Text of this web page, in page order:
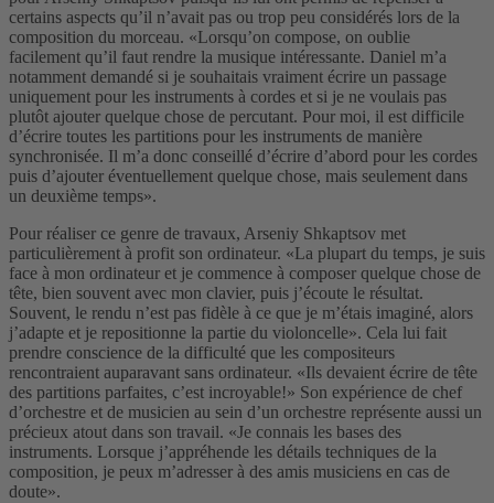
certains aspects qu’il n’avait pas ou trop peu considérés lors de la
composition du morceau. «Lorsqu’on compose, on oublie
facilement qu’il faut rendre la musique intéressante. Daniel m’a
notamment demandé si je souhaitais vraiment écrire un passage
uniquement pour les instruments à cordes et si je ne voulais pas
plutôt ajouter quelque chose de percutant. Pour moi, il est difficile
d’écrire toutes les partitions pour les instruments de manière
synchronisée. Il m’a donc conseillé d’écrire d’abord pour les cordes
puis d’ajouter éventuellement quelque chose, mais seulement dans
un deuxième temps».
Pour réaliser ce genre de travaux, Arseniy Shkaptsov met
particulièrement à profit son ordinateur. «La plupart du temps, je suis
face à mon ordinateur et je commence à composer quelque chose de
tête, bien souvent avec mon clavier, puis j’écoute le résultat.
Souvent, le rendu n’est pas fidèle à ce que je m’étais imaginé, alors
j’adapte et je repositionne la partie du violoncelle». Cela lui fait
prendre conscience de la difficulté que les compositeurs
rencontraient auparavant sans ordinateur. «Ils devaient écrire de tête
des partitions parfaites, c’est incroyable!» Son expérience de chef
d’orchestre et de musicien au sein d’un orchestre représente aussi un
précieux atout dans son travail. «Je connais les bases des
instruments. Lorsque j’appréhende les détails techniques de la
composition, je peux m’adresser à des amis musiciens en cas de
doute».